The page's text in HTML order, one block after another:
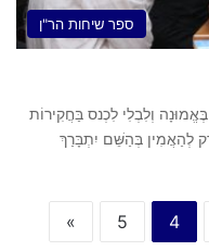
ספר שיחות הר"ן
וְלִבְלִי לִכְנס בַּחֲקִירוֹת
לְהַאֲמִין בְּהַשֵּׁם יִתְבָּרַךְ
4
5
»